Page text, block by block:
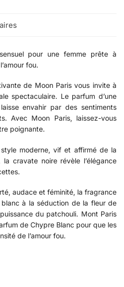
pour une femme prête à
fou.
de Moon Paris vous invite à
spectaculaire. Le parfum d’une
envahir par des sentiments
Avec Moon Paris, laissez-vous
poignante.
moderne, vif et affirmé de la
cravate noire révèle l’élégance
audace et féminité, la fragrance
à la séduction de la fleur de
du patchouli. Mont Paris
de Chypre Blanc pour que les
de l’amour fou.